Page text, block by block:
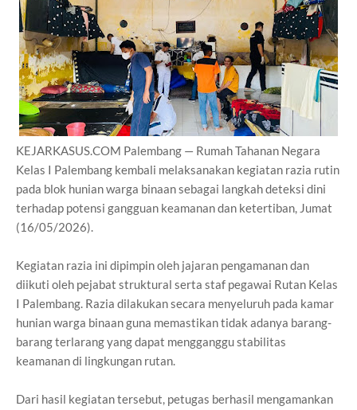
KEJARKASUS.COM Palembang — Rumah Tahanan Negara
Kelas I Palembang kembali melaksanakan kegiatan razia rutin
pada blok hunian warga binaan sebagai langkah deteksi dini
terhadap potensi gangguan keamanan dan ketertiban, Jumat
(16/05/2026).
Kegiatan razia ini dipimpin oleh jajaran pengamanan dan
diikuti oleh pejabat struktural serta staf pegawai Rutan Kelas
I Palembang. Razia dilakukan secara menyeluruh pada kamar
hunian warga binaan guna memastikan tidak adanya barang-
barang terlarang yang dapat mengganggu stabilitas
keamanan di lingkungan rutan.
Dari hasil kegiatan tersebut, petugas berhasil mengamankan